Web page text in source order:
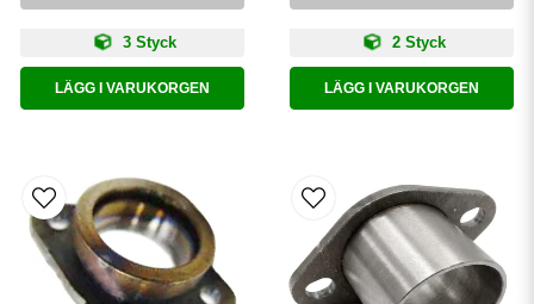
3 Styck
LÄGG I VARUKORGEN
2 Styck
LÄGG I VARUKORGEN